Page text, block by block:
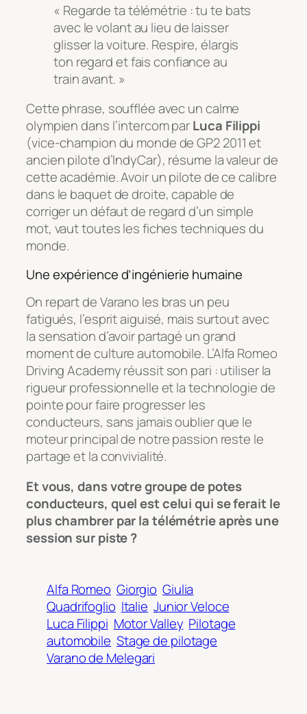
« Regarde ta télémétrie : tu te bats
avec le volant au lieu de laisser
glisser la voiture. Respire, élargis
ton regard et fais confiance au
train avant. »
Cette phrase, soufflée avec un calme
olympien dans l’intercom parLuca Filippi
(vice-champion du monde de GP2 2011 et
ancien pilote d’IndyCar), résume la valeur de
cette académie. Avoir un pilote de ce calibre
dans le baquet de droite, capable de
corriger un défaut de regard d’un simple
mot, vaut toutes les fiches techniques du
monde.
Une expérience d’ingénierie humaine
On repart de Varano les bras un peu
fatigués, l’esprit aiguisé, mais surtout avec
la sensation d’avoir partagé un grand
moment de culture automobile. L’Alfa Romeo
Driving Academy réussit son pari : utiliser la
rigueur professionnelle et la technologie de
pointe pour faire progresser les
conducteurs, sans jamais oublier que le
moteur principal de notre passion reste le
partage et la convivialité.
Et vous, dans votre groupe de potes
conducteurs, quel est celui qui se ferait le
plus chambrer par la télémétrie après une
session sur piste ?
Alfa Romeo Giorgio Giulia
Quadrifoglio Italie Junior Veloce
Luca Filippi Motor Valley Pilotage
automobile Stage de pilotage
Varano de Melegari